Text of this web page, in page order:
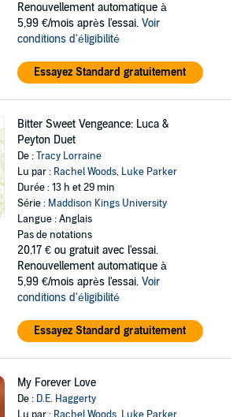
Renouvellement automatique à
5,99 €/mois après l'essai. Voir
conditions d'éligibilité
Essayez Standard gratuitement
Bitter Sweet Vengeance: Luca &
Peyton Duet
De :Tracy Lorraine
Lu par : Rachel Woods, Luke Parker
Durée : 13 h et 29 min
Série : Maddison Kings University
Langue : Anglais
Pas de notations
20,17 € ou gratuit avec l'essai.
Renouvellement automatique à
5,99 €/mois après l'essai. Voir
conditions d'éligibilité
Essayez Standard gratuitement
My Forever Love
De : D.E. Haggerty